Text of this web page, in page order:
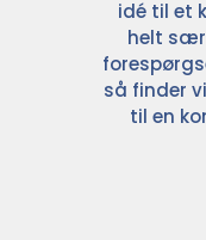
idé til et
helt
så finder
til en